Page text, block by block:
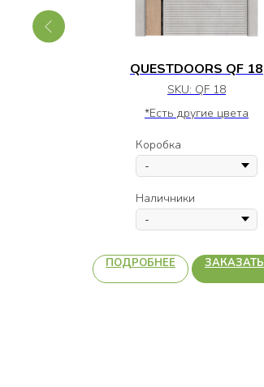
QUESTDOORS QF 18
SKU: QF 18
*Есть другие цвета
Коробка
Наличники
ПОДРОБНЕЕ ЗАКАЗАТЬ